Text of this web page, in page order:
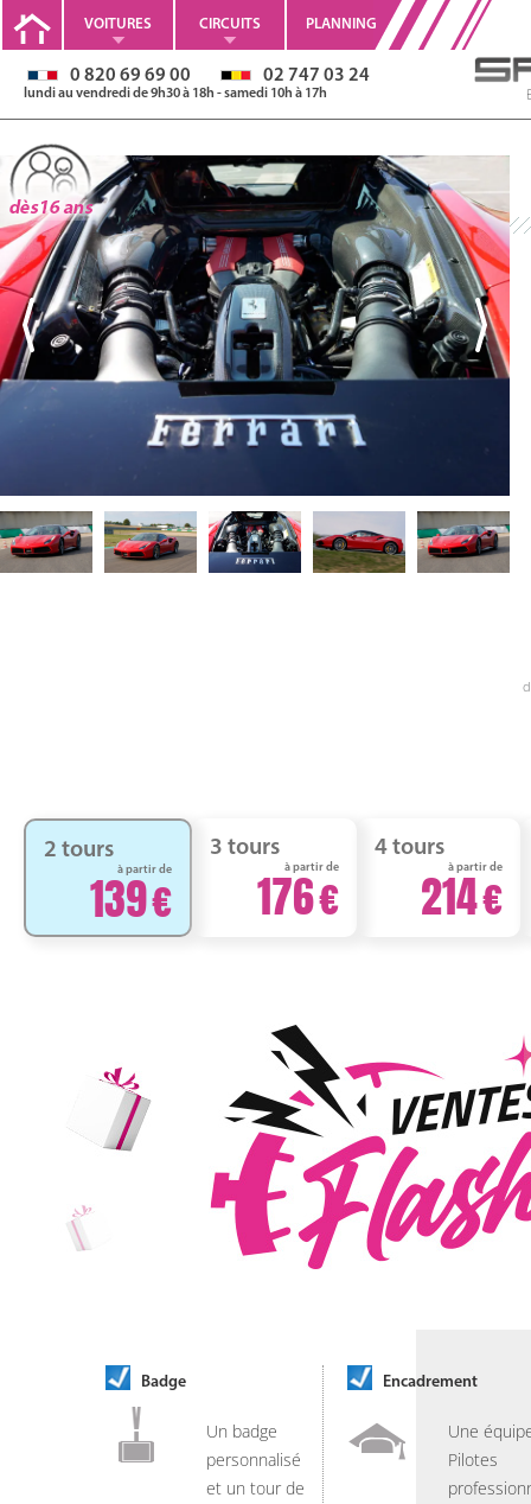
VOITURES CIRCUITS PLANNING
0 820 69 69 00 02 747 03 24
lundi au vendredi de 9h30 à 18h - samedi 10h à 17h
2 tours
à partir de
139
3 tours
à partir de
176
4 tours
à partir de
214
Badge
Un badge
personnalisé
et un tour de
Encadrement
Une
Pilotes